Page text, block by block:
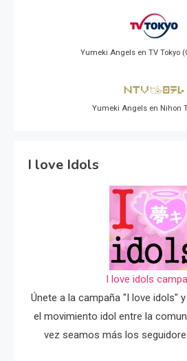
Yumeki Angels en TV Tokyo
Yumeki Angels en Nihon
I love Idols
I love idols
Únete a la campaña "I love idols"
el movimiento idol entre la
vez seamos más los